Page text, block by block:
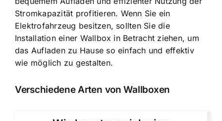
Stromkapazität profitieren. Wenn Sie ein
Elektrofahrzeug besitzen, sollten Sie die
Installation einer Wallbox in Betracht ziehen, um
das Aufladen zu Hause so einfach und effektiv
wie möglich zu gestalten.
Verschiedene Arten von Wallboxen